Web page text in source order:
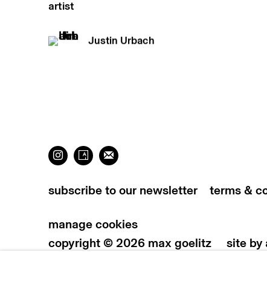
artist
Justin Urbach
subscribe to our newsletter terms &
manage cookies
copyright © 2026 max goelitz
site by